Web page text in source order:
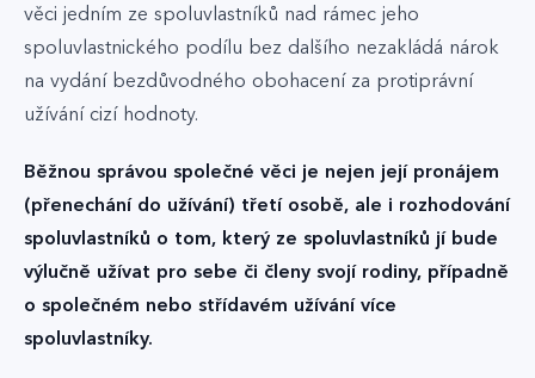
věci jedním ze spoluvlastníků nad rámec jeho
spoluvlastnického podílu bez dalšího nezakládá nárok
na vydání bezdůvodného obohacení za protiprávní
užívání cizí hodnoty.
Běžnou správou společné věci je nejen její pronájem
(přenechání do užívání) třetí osobě, ale i rozhodování
spoluvlastníků o tom, který ze spoluvlastníků jí bude
výlučně užívat pro sebe či členy svojí rodiny, případně
o společném nebo střídavém užívání více
spoluvlastníky.